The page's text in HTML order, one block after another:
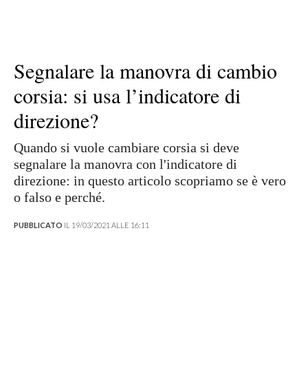
Segnalare la manovra di cambio
corsia: si usa l’indicatore di
direzione?
Quando si vuole cambiare corsia si deve
segnalare la manovra con l'indicatore di
direzione: in questo articolo scopriamo se è vero
o falso e perché.
PUBBLICATO IL 19/03/2021 ALLE 16:11